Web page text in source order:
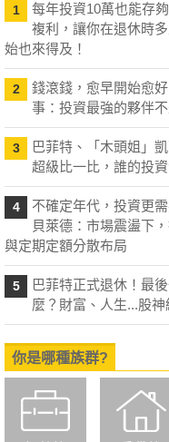
1
每年投資10萬也能存
複利，讓你在退休時
始也來得及！
2
錢滾錢，愈早開始愈
事：投資最強的夥伴
3
巴菲特、「木頭姐」
超級比一比，誰的投
4
不確定年代，投資更
貝萊德：市場震盪下
與定期定額分散布局
5
巴菲特正式退休！最
麼？財富、人生...股
你是哪種族群?